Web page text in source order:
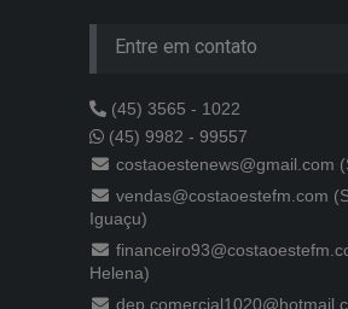
Entre em contato
(45) 3565 - 1022
(45) 9982 - 99557
costaoestenews@gmail.com
vendas@costaoestefm.com
Iguaçu)
Helena)